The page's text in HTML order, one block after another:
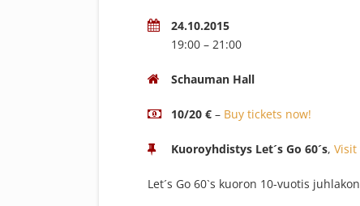
24.10.2015
19:00 – 21:00
Schauman Hall
10/20 € – Buy tickets now!
Kuoroyhdistys Let´s Go 60´s, Visit
Let´s Go 60`s kuoron 10-vuotis